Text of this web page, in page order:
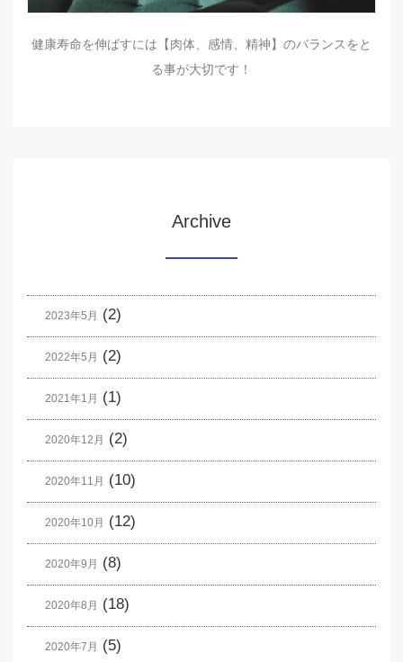
健康寿命を伸ばすには【肉体、感情、精神】のバランスをと
る事が大切です！
Archive
2023年5月 (2)
2022年5月 (2)
2021年1月 (1)
2020年12月 (2)
2020年11月 (10)
2020年10月 (12)
2020年9月 (8)
2020年8月 (18)
2020年7月 (5)